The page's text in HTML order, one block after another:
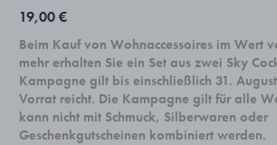
19,00 €
Beim Kauf von Wohnaccessoires im Wert
mehr erhalten Sie ein Set aus zwei Sky
Kampagne gilt bis einschließlich 31.
Vorrat reicht. Die Kampagne gilt für alle
kann nicht mit Schmuck, Silberwaren oder
Geschenkgutscheinen kombiniert werden.